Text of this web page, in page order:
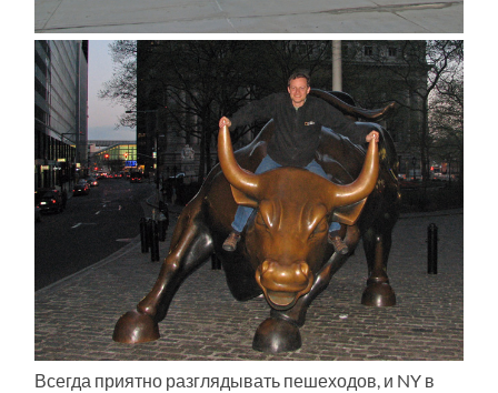
Всегда приятно разглядывать пешеходов, и NY в